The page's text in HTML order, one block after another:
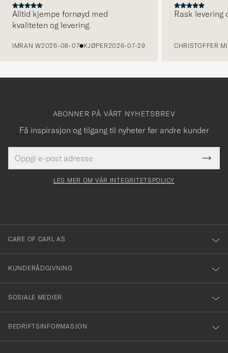
Alltid kjempe fornøyd med
kvaliteten og levering.
IMRAN W2026-08-07 KJØPER2026-07-29
Rask levering
CHRISTOFFER
ABONNER PÅ VÅRT NYHETSBREV
Få inspirasjon og tilgang til nyheter før andre kunder
postadresse
felt
Tack
för
dig
till
vårt
nyhetsbrev!
LES MER OM VÅR INTEGRITETSPOLICY
CARE OF CARL AS
KUNDERÅDGIVNING
SOSIALE MEDIER
BEDRIFTSINFORMASJON